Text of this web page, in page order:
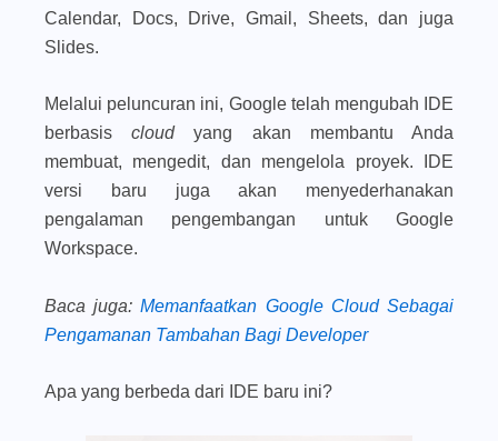
Calendar, Docs, Drive, Gmail, Sheets, dan juga
Slides.
Melalui peluncuran ini, Google telah mengubah IDE
berbasiscloudyang akan membantu Anda
membuat, mengedit, dan mengelola proyek. IDE
versi baru juga akan menyederhanakan
pengalaman pengembangan untuk Google
Workspace.
Baca juga: Memanfaatkan Google Cloud Sebagai
Pengamanan Tambahan Bagi Developer
Apa yang berbeda dari IDE baru ini?